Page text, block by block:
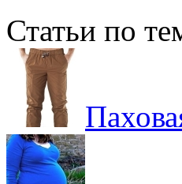
Статьи по